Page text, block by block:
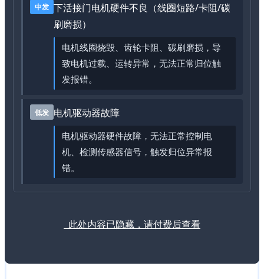
中发 下活接门电机硬件不良（线圈短路/卡阻/碳
刷磨损）
电机线圈烧毁、齿轮卡阻、碳刷磨损，导
致电机过载、运转异常，无法正常归位触
发报错。
低发 电机驱动器故障
电机驱动器硬件故障，无法正常控制电
机、检测传感器信号，触发归位异常报
错。
此处内容已隐藏，请付费后查看